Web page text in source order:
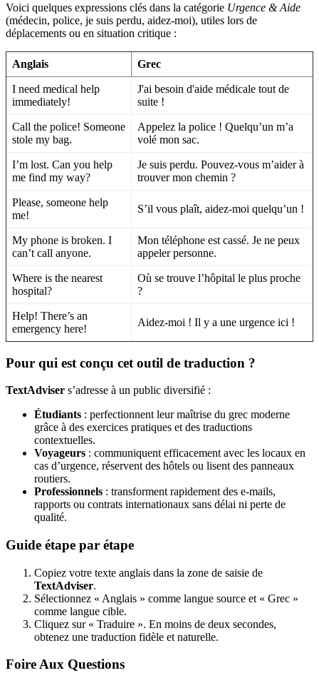
Voici quelques expressions clés dans la catégorie Urgence & Aide
(médecin, police, je suis perdu, aidez-moi), utiles lors de
déplacements ou en situation critique :
Anglais Grec
I need medical help
immediately!
J'ai besoin d'aide médicale tout de
suite !
Call the police! Someone
stole my bag.
Appelez la police ! Quelqu’un m’a
volé mon sac.
I’m lost. Can you help
me find my way?
Je suis perdu. Pouvez-vous m’aider à
trouver mon chemin ?
Please, someone help
me!
S’il vous plaît, aidez-moi quelqu’un !
My phone is broken. I
can’t call anyone.
Mon téléphone est cassé. Je ne peux
appeler personne.
Where is the nearest
hospital?
Où se trouve l’hôpital le plus proche
?
Help! There’s an
emergency here!
Aidez-moi ! Il y a une urgence ici !
Pour qui est conçu cet outil de traduction ?
TextAdviser s’adresse à un public diversifié :
Étudiants : perfectionnent leur maîtrise du grec moderne
grâce à des exercices pratiques et des traductions
contextuelles.
Voyageurs : communiquent efficacement avec les locaux en
cas d’urgence, réservent des hôtels ou lisent des panneaux
routiers.
Professionnels : transforment rapidement des e-mails,
rapports ou contrats internationaux sans délai ni perte de
qualité.
Guide étape par étape
Copiez votre texte anglais dans la zone de saisie de
TextAdviser.
Sélectionnez « Anglais » comme langue source et « Grec »
comme langue cible.
Cliquez sur « Traduire ». En moins de deux secondes,
obtenez une traduction fidèle et naturelle.
Foire Aux Questions